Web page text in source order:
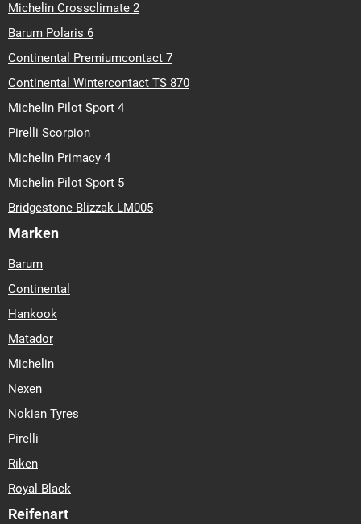
Michelin Crossclimate 2
Barum Polaris 6
Continental Premiumcontact 7
Continental Wintercontact TS 870
Michelin Pilot Sport 4
Pirelli Scorpion
Michelin Primacy 4
Michelin Pilot Sport 5
Bridgestone Blizzak LM005
Marken
Barum
Continental
Hankook
Matador
Michelin
Nexen
Nokian Tyres
Pirelli
Riken
Royal Black
Reifenart